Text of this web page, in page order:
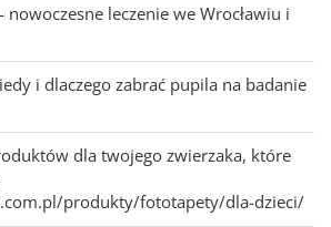
leczenie we Wrocławiu i
i dlaczego zabrać pupila na badanie
dla twojego zwierzaka, które
produkty/fototapety/dla-dzieci/